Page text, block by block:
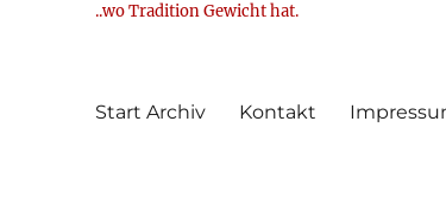
..wo Tradition Gewicht hat.
Start Archiv Kontakt